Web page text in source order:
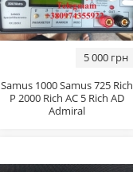
5 000 грн
Samus 1000 Samus 725 Rich
P 2000 Rich AC 5 Rich AD
Admiral